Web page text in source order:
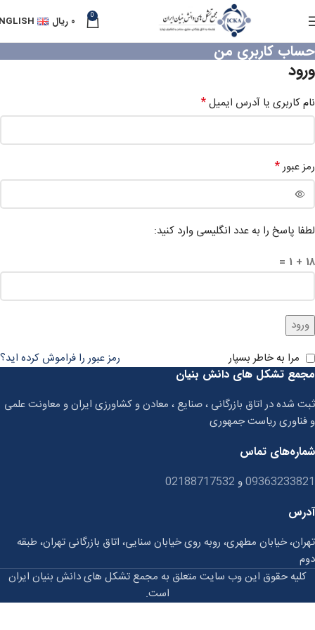
0 ۰ ریال
حساب کاربری من
ورود
نام کاربری یا آدرس ایمیل*
رمز عبور*
لطفا پاسخ را به عدد انگلیسی وارد کنید:
18 + 1 =
ورود
رمز عبور را فراموش کرده اید؟
مرا به خاطر بسپار
مجمع تشکل های دانش بنیان
ثبت شده در اتاق بازرگانی ، صنایع ، معادن و کشاورزی ایران و معاونت علمی
و فناوری ریاست جمهوری
شماره‌های تماس
09363233821و 02188717532
آدرس
تهران، خیابان مطهری، روبه روی خیابان سنایی، اتاق بازرگانی تهران، طبقه
دوم
کلیه حقوق این وب سایت متعلق به مجمع تشکل های دانش بنیان ایران
است.